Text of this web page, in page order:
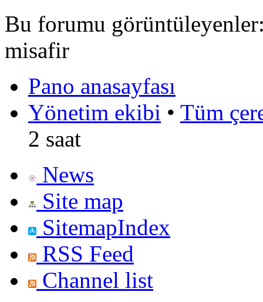
Bu forumu
misafir
Pano anasayfası
Yönetim ekibi • Tüm
2 saat
News
Site map
SitemapIndex
RSS Feed
Channel list